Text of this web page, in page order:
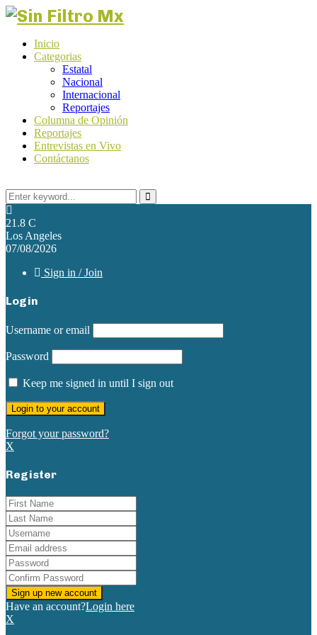
Inicio
Categorias
Estatal
Nacional
Internacional
Reportajes
Columna de Opinión
Reportajes
Entrevistas en Vivo
Contáctanos
Search
for:
Search
21.8 C
Los Angeles
07/08/2026
Sign in / Join
Login
Username or email
Password
Keep me signed in until I sign out
Forgot your password?
X
Register
Have an account?Login here
X